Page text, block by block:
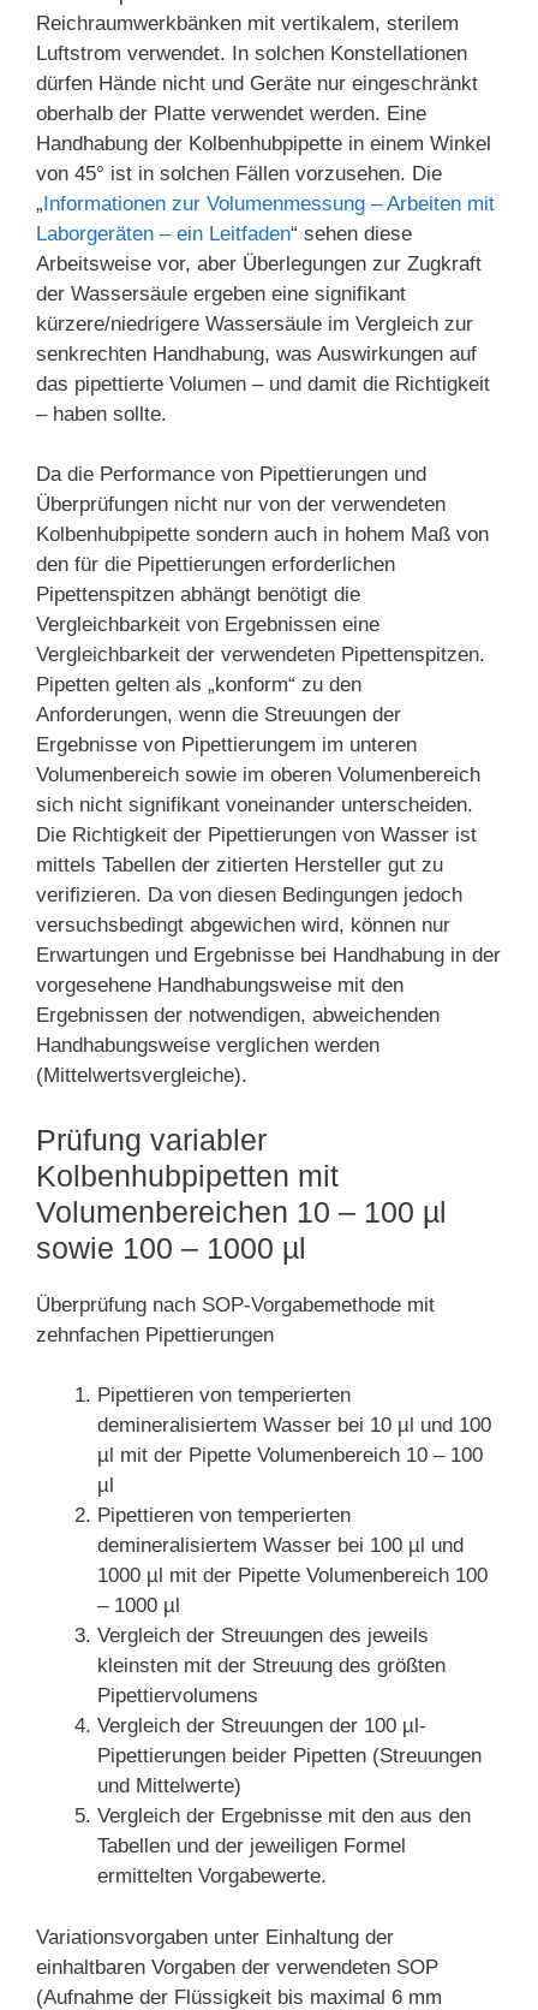
Reichraumwerkbänken mit vertikalem, sterilem
Luftstrom verwendet. In solchen Konstellationen
dürfen Hände nicht und Geräte nur eingeschränkt
oberhalb der Platte verwendet werden. Eine
Handhabung der Kolbenhubpipette in einem Winkel
von 45° ist in solchen Fällen vorzusehen. Die
„Informationen zur Volumenmessung – Arbeiten mit
Laborgeräten – ein Leitfaden“ sehen diese
Arbeitsweise vor, aber Überlegungen zur Zugkraft
der Wassersäule ergeben eine signifikant
kürzere/niedrigere Wassersäule im Vergleich zur
senkrechten Handhabung, was Auswirkungen auf
das pipettierte Volumen – und damit die Richtigkeit
– haben sollte.
Da die Performance von Pipettierungen und
Überprüfungen nicht nur von der verwendeten
Kolbenhubpipette sondern auch in hohem Maß von
den für die Pipettierungen erforderlichen
Pipettenspitzen abhängt benötigt die
Vergleichbarkeit von Ergebnissen eine
Vergleichbarkeit der verwendeten Pipettenspitzen.
Pipetten gelten als „konform“ zu den
Anforderungen, wenn die Streuungen der
Ergebnisse von Pipettierungem im unteren
Volumenbereich sowie im oberen Volumenbereich
sich nicht signifikant voneinander unterscheiden.
Die Richtigkeit der Pipettierungen von Wasser ist
mittels Tabellen der zitierten Hersteller gut zu
verifizieren. Da von diesen Bedingungen jedoch
versuchsbedingt abgewichen wird, können nur
Erwartungen und Ergebnisse bei Handhabung in der
vorgesehene Handhabungsweise mit den
Ergebnissen der notwendigen, abweichenden
Handhabungsweise verglichen werden
(Mittelwertsvergleiche).
Prüfung variabler
Kolbenhubpipetten mit
Volumenbereichen 10 – 100 µl
sowie 100 – 1000 µl
Überprüfung nach SOP-Vorgabemethode mit
zehnfachen Pipettierungen
Pipettieren von temperierten
demineralisiertem Wasser bei 10 µl und 100
µl mit der Pipette Volumenbereich 10 – 100
µl
Pipettieren von temperierten
demineralisiertem Wasser bei 100 µl und
1000 µl mit der Pipette Volumenbereich 100
– 1000 µl
Vergleich der Streuungen des jeweils
kleinsten mit der Streuung des größten
Pipettiervolumens
Vergleich der Streuungen der 100 µl-
Pipettierungen beider Pipetten (Streuungen
und Mittelwerte)
Vergleich der Ergebnisse mit den aus den
Tabellen und der jeweiligen Formel
ermittelten Vorgabewerte.
Variationsvorgaben unter Einhaltung der
einhaltbaren Vorgaben der verwendeten SOP
(Aufnahme der Flüssigkeit bis maximal 6 mm